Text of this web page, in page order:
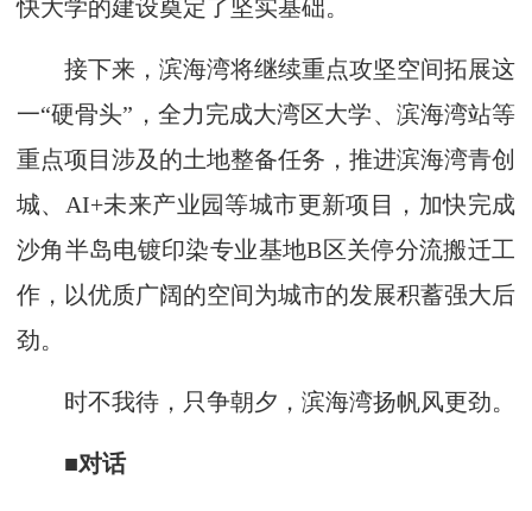
快大学的建设奠定了坚实基础。
接下来，滨海湾将继续重点攻坚空间拓展这
一“硬骨头”，全力完成大湾区大学、滨海湾站等
重点项目涉及的土地整备任务，推进滨海湾青创
城、AI+未来产业园等城市更新项目，加快完成
沙角半岛电镀印染专业基地B区关停分流搬迁工
作，以优质广阔的空间为城市的发展积蓄强大后
劲。
时不我待，只争朝夕，滨海湾扬帆风更劲。
■对话